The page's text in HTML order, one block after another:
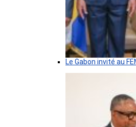
Le Gabon invité au